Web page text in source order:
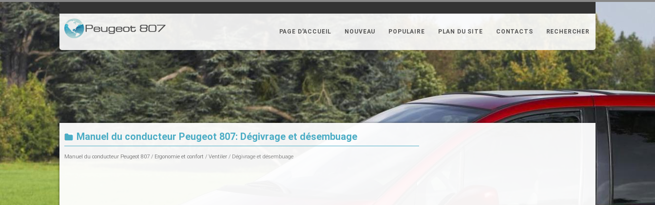
PAGE D'ACCUEIL NOUVEAU POPULAIRE PLAN DU SITE CONTACTS RECHERCHER
Manuel du conducteur Peugeot 807: Dégivrage et désembuage
Manuel du conducteur Peugeot 807 / Ergonomie et confort / Ventiler / Dégivrage et désembuage